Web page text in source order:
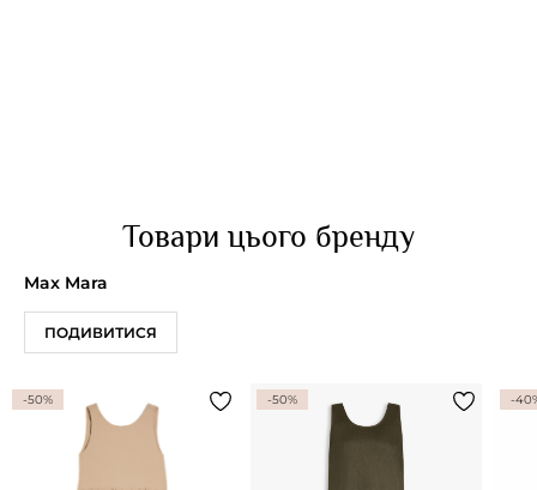
Товари цього бренду
Max Mara
ПОДИВИТИСЯ
-50% -50% -